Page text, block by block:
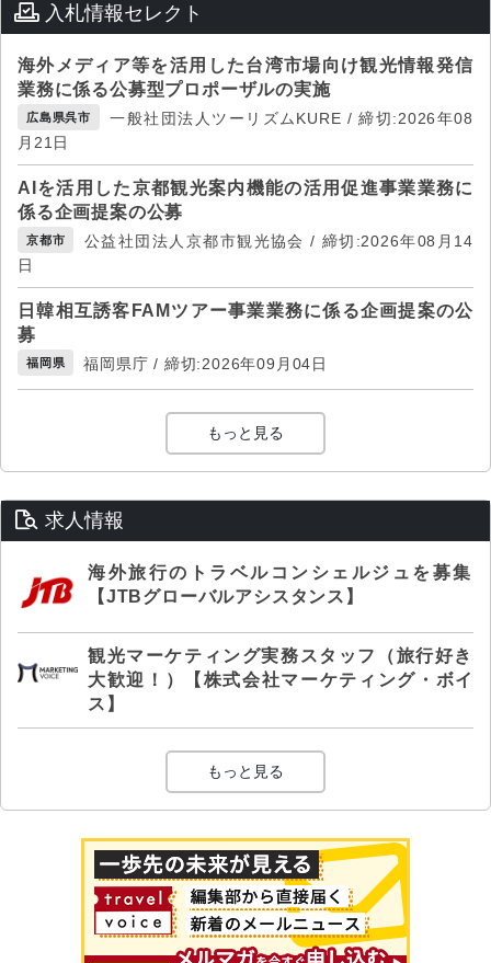
入札情報セレクト
海外メディア等を活用した台湾市場向け観光情報発信
業務に係る公募型プロポーザルの実施
広島県呉市
一般社団法人ツーリズムKURE / 締切:2026年08
月21日
AIを活用した京都観光案内機能の活用促進事業業務に
係る企画提案の公募
京都市
公益社団法人京都市観光協会 / 締切:2026年08月14
日
日韓相互誘客FAMツアー事業業務に係る企画提案の公
募
福岡県 福岡県庁 / 締切:2026年09月04日
もっと見る
求人情報
海外旅行のトラベルコンシェルジュを募集
【JTBグローバルアシスタンス】
観光マーケティング実務スタッフ（旅行好き
大歓迎！）【株式会社マーケティング・ボイ
ス】
もっと見る